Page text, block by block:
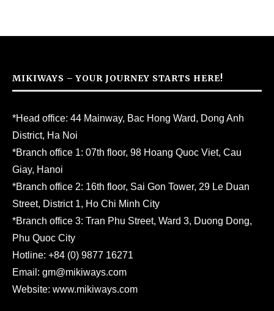
MIKIWAYS – YOUR JOURNEY STARTS HERE!
*Head office: 44 Mainway, Bac Hong Ward, Dong Anh
District, Ha Noi
*Branch office 1: 07th floor, 98 Hoang Quoc Viet, Cau
Giay, Hanoi
*Branch office 2: 16th floor, Sai Gon Tower, 29 Le Duan
Street, District 1, Ho Chi Minh City
*Branch office 3: Tran Phu Street, Ward 3, Duong Dong,
Phu Quoc City
Hotline: +84 (0) 9877 16271
Email: gm@mikiways.com
Website: www.mikiways.com